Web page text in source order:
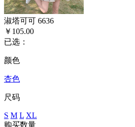
淑塔可可 6636
￥105.00
已选：
颜色
杏色
尺码
S M L XL
购买数量